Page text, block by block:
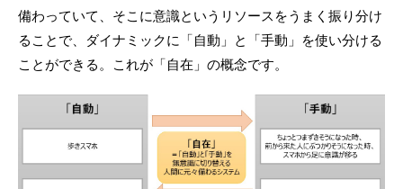
備わっていて、そこに意識というリソースをうまく振り分け
ることで、ダイナミックに「自動」と「手動」を使い分ける
ことができる。これが「自在」の概念です。